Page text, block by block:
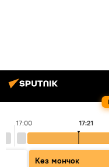
17:00 17:21
Көз мончок